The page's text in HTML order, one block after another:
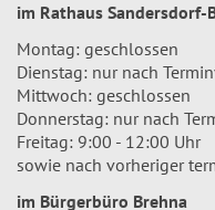
im Rathaus Sandersdorf-
Montag: geschlossen
Dienstag: nur nach
Mittwoch: geschlossen
Donnerstag: nur nach
Freitag: 9:00 - 12:00 Uhr
sowie nach vorheriger
im Bürgerbüro Brehna